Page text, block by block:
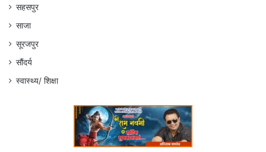
सहसपुर
साजा
सूरजपुर
सौंदर्य
स्वास्थ्य/ शिक्षा